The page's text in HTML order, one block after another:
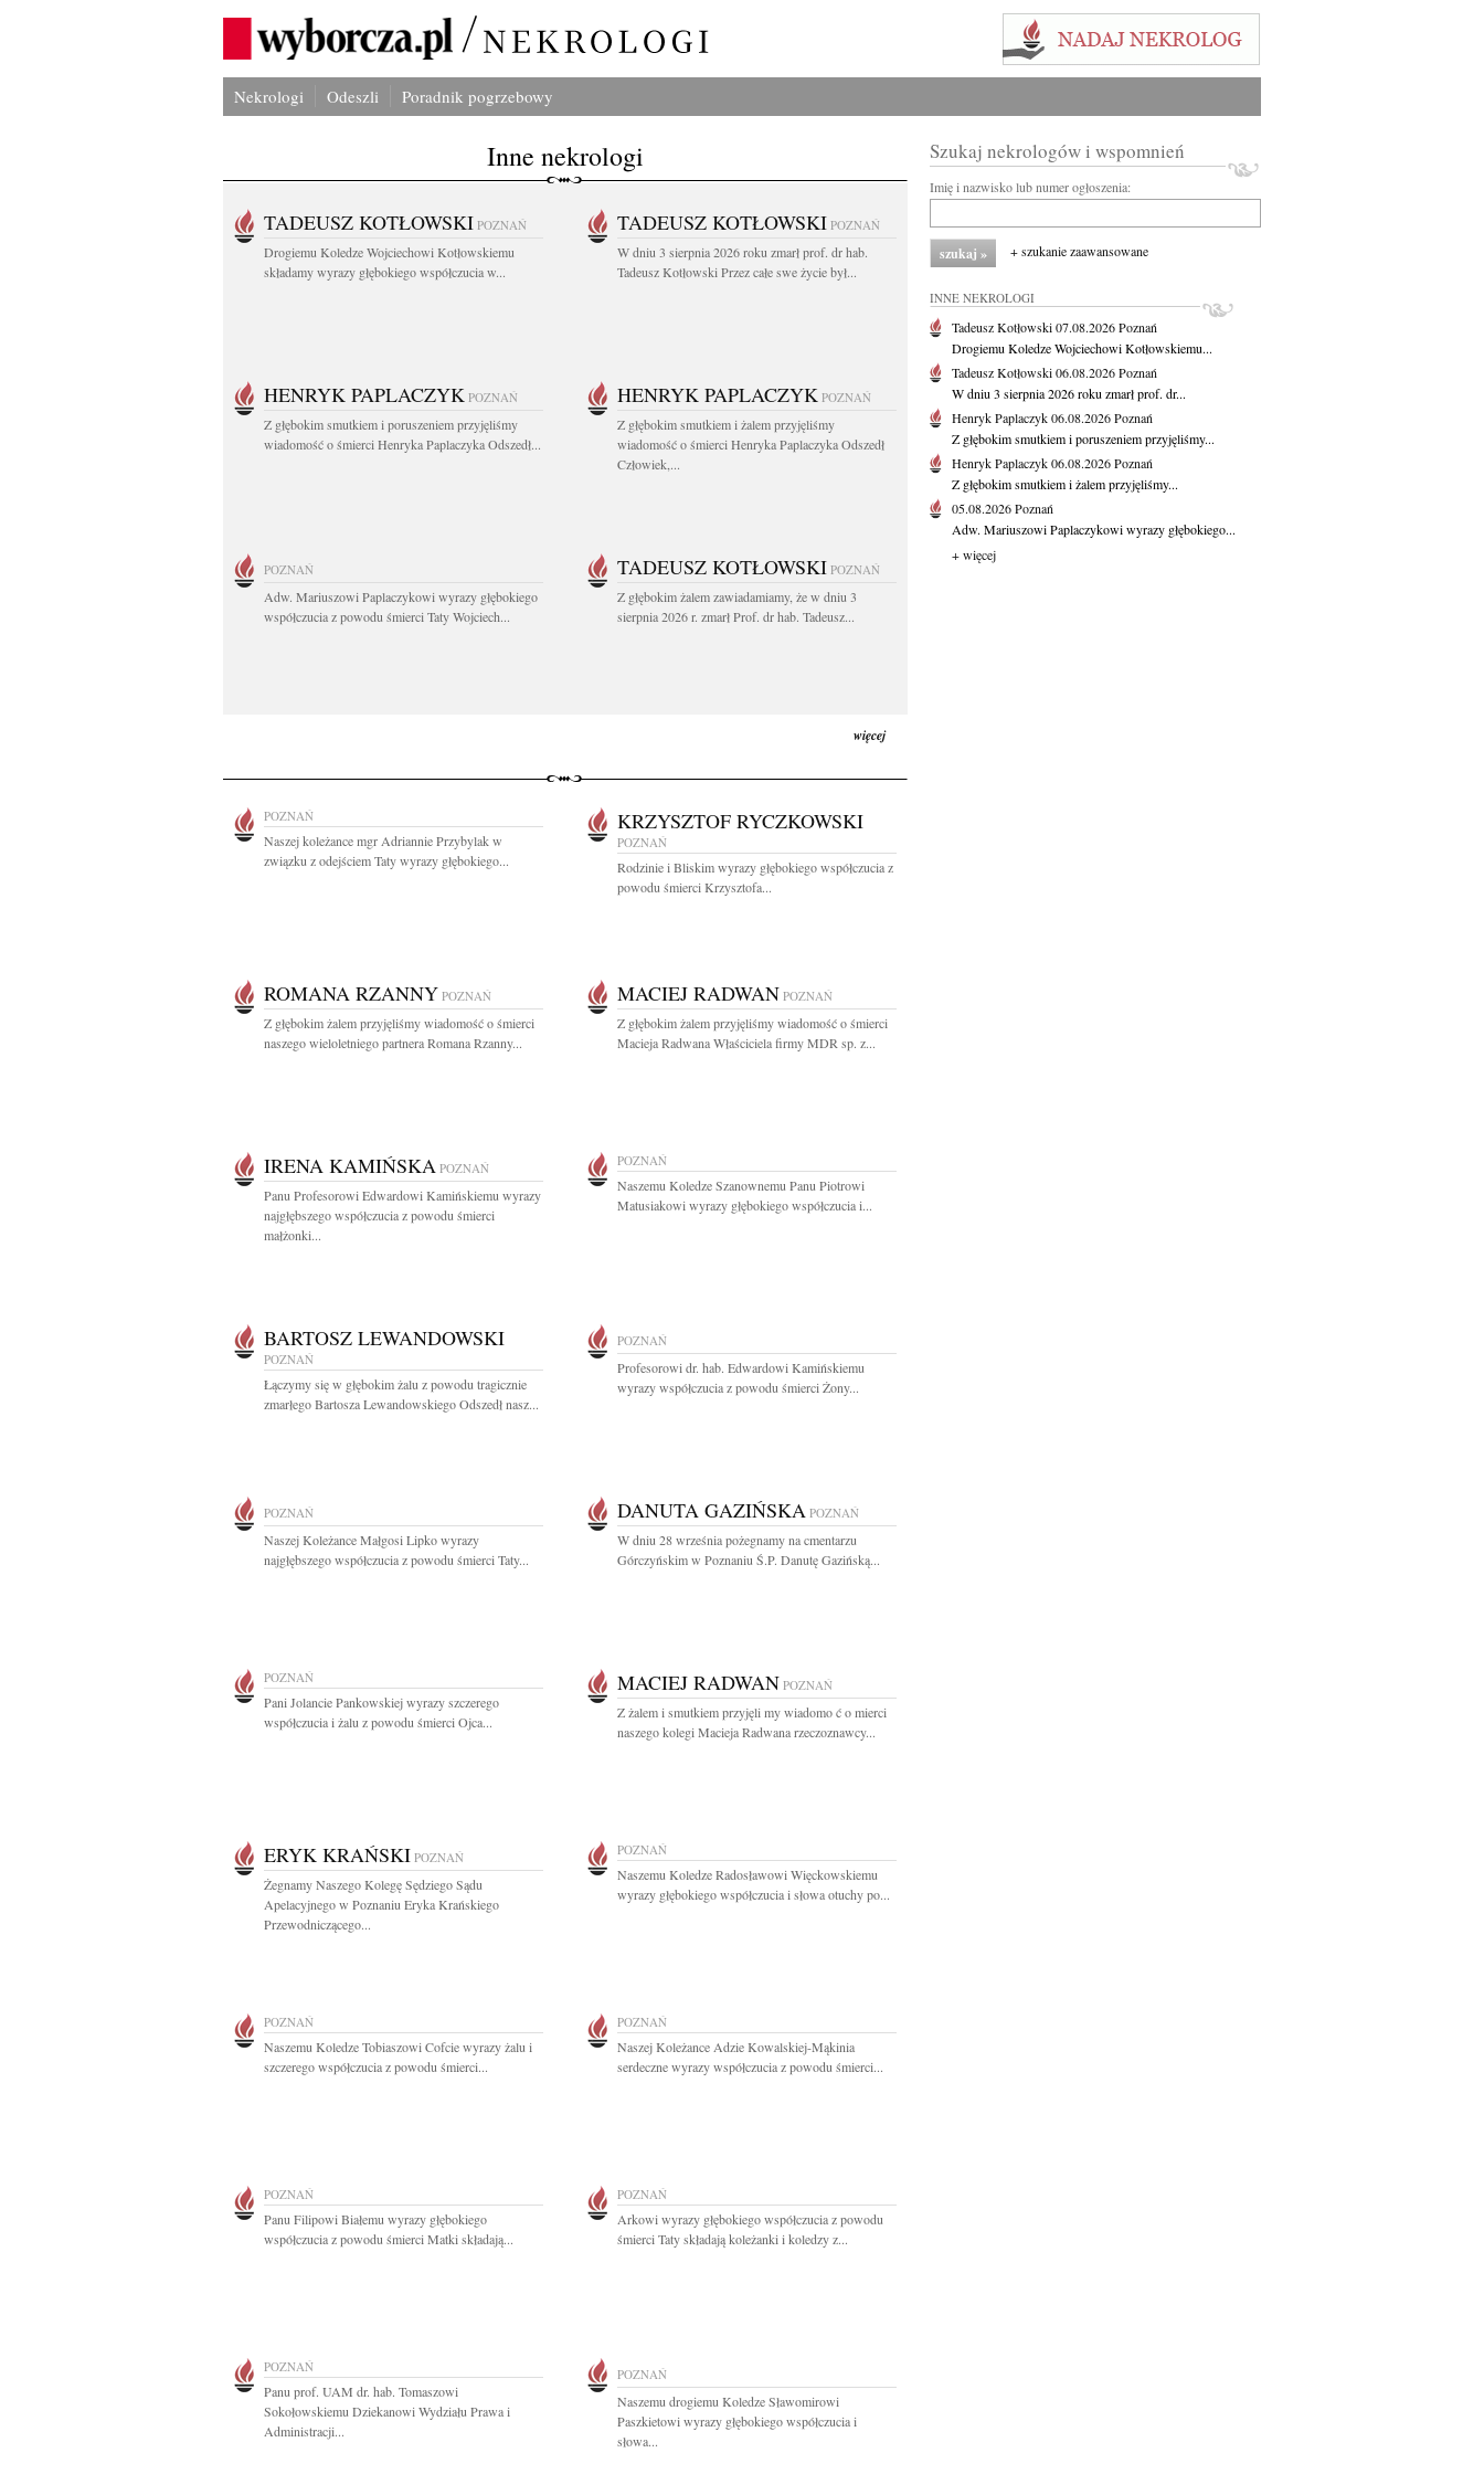
Nekrologi Odeszli Poradnik pogrzebowy
Inne nekrologi
TADEUSZ KOTŁOWSKI POZNAŃ
Drogiemu Koledze Wojciechowi Kotłowskiemu
składamy wyrazy głębokiego współczucia w...
TADEUSZ KOTŁOWSKI POZNAŃ
W dniu 3 sierpnia 2026 roku zmarł prof. dr hab.
Tadeusz Kotłowski Przez całe swe życie był...
HENRYK PAPLACZYK POZNAŃ
Z głębokim smutkiem i poruszeniem przyjęliśmy
wiadomość o śmierci Henryka Paplaczyka Odszedł...
HENRYK PAPLACZYK POZNAŃ
Z głębokim smutkiem i żalem przyjęliśmy
wiadomość o śmierci Henryka Paplaczyka Odszedł
Człowiek,...
POZNAŃ
Adw. Mariuszowi Paplaczykowi wyrazy głębokiego
współczucia z powodu śmierci Taty Wojciech...
TADEUSZ KOTŁOWSKI POZNAŃ
Z głębokim żalem zawiadamiamy, że w dniu 3
sierpnia 2026 r. zmarł Prof. dr hab. Tadeusz...
więcej
POZNAŃ
Naszej koleżance mgr Adriannie Przybylak w
związku z odejściem Taty wyrazy głębokiego...
KRZYSZTOF RYCZKOWSKI
POZNAŃ
Rodzinie i Bliskim wyrazy głębokiego współczucia z
powodu śmierci Krzysztofa...
ROMANA RZANNY POZNAŃ
Z głębokim żalem przyjęliśmy wiadomość o śmierci
naszego wieloletniego partnera Romana Rzanny...
MACIEJ RADWAN POZNAŃ
Z głębokim żalem przyjęliśmy wiadomość o śmierci
Macieja Radwana Właściciela firmy MDR sp. z...
IRENA KAMIŃSKA POZNAŃ
Panu Profesorowi Edwardowi Kamińskiemu wyrazy
najgłębszego współczucia z powodu śmierci
małżonki...
POZNAŃ
Naszemu Koledze Szanownemu Panu Piotrowi
Matusiakowi wyrazy głębokiego współczucia i...
BARTOSZ LEWANDOWSKI
POZNAŃ
Łączymy się w głębokim żalu z powodu tragicznie
zmarłego Bartosza Lewandowskiego Odszedł nasz...
POZNAŃ
Profesorowi dr. hab. Edwardowi Kamińskiemu
wyrazy współczucia z powodu śmierci Żony...
POZNAŃ
Naszej Koleżance Małgosi Lipko wyrazy
najgłębszego współczucia z powodu śmierci Taty...
DANUTA GAZIŃSKA POZNAŃ
W dniu 28 września pożegnamy na cmentarzu
Górczyńskim w Poznaniu Ś.P. Danutę Gazińską...
POZNAŃ
Pani Jolancie Pankowskiej wyrazy szczerego
współczucia i żalu z powodu śmierci Ojca...
MACIEJ RADWAN POZNAŃ
Z żalem i smutkiem przyjęli my wiadomo ć o mierci
naszego kolegi Macieja Radwana rzeczoznawcy...
ERYK KRAŃSKI POZNAŃ
Żegnamy Naszego Kolegę Sędziego Sądu
Apelacyjnego w Poznaniu Eryka Krańskiego
Przewodniczącego...
POZNAŃ
Naszemu Koledze Radosławowi Więckowskiemu
wyrazy głębokiego współczucia i słowa otuchy po...
POZNAŃ
Naszemu Koledze Tobiaszowi Cofcie wyrazy żalu i
szczerego współczucia z powodu śmierci...
POZNAŃ
Naszej Koleżance Adzie Kowalskiej-Mąkinia
serdeczne wyrazy współczucia z powodu śmierci...
POZNAŃ
Panu Filipowi Białemu wyrazy głębokiego
współczucia z powodu śmierci Matki składają...
POZNAŃ
Arkowi wyrazy głębokiego współczucia z powodu
śmierci Taty składają koleżanki i koledzy z...
POZNAŃ
Panu prof. UAM dr. hab. Tomaszowi
Sokołowskiemu Dziekanowi Wydziału Prawa i
Administracji...
POZNAŃ
Naszemu drogiemu Koledze Sławomirowi
Paszkietowi wyrazy głębokiego współczucia i
słowa...
Szukaj nekrologów i wspomnień
Imię i nazwisko lub numer ogłoszenia:
+ szukanie zaawansowane
INNE NEKROLOGI
Tadeusz Kotłowski07.08.2026Poznań
Drogiemu Koledze Wojciechowi Kotłowskiemu...
Tadeusz Kotłowski06.08.2026Poznań
W dniu 3 sierpnia 2026 roku zmarł prof. dr...
Henryk Paplaczyk06.08.2026Poznań
Z głębokim smutkiem i poruszeniem przyjęliśmy...
Henryk Paplaczyk06.08.2026Poznań
Z głębokim smutkiem i żalem przyjęliśmy...
05.08.2026Poznań
Adw. Mariuszowi Paplaczykowi wyrazy głębokiego...
+ więcej